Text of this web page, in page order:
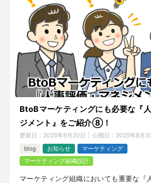
BtoBマーケティングにも必要な『
ジメント』をご紹介⑧！
更新日： 2025年9月20日 公開日： 2025年8月
blog
お知らせ
マーケティング
マーケティング組織設計
マーケティング組織においても重要な『